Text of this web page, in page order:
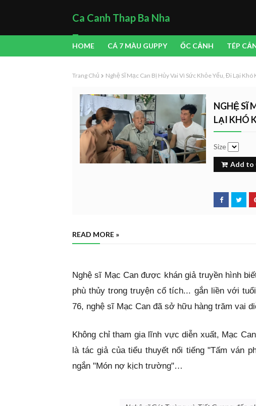
Ca Canh Thap Ba Nha
Trang
HOME CÁ 7 MÀU GUPPY ỐC CẢNH TÉP
Trang Chủ Nghệ Sĩ Mạc Can Bị Hủy Vai Vì Sức Khỏe Yếu, Đi Lại Khó
NGHỆ SĨ
LẠI KHÓ
Size
Add to
READ MORE »
Nghệ sĩ Mạc Can được khán giả truyền hình
phù thủy trong truyện cổ tích... gắn liền với
76, nghệ sĩ Mạc Can đã sở hữu hàng trăm vai
Không chỉ tham gia lĩnh vực diễn xuất, Mạc
là tác giả của tiểu thuyết nổi tiếng "Tấm ván
ngắn "Món nợ kịch trường"…